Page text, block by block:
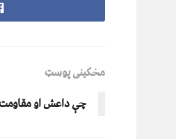
مخکینی پوسټ
چې داعش او